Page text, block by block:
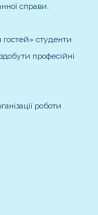
справи.
студенти
професійні
роботи